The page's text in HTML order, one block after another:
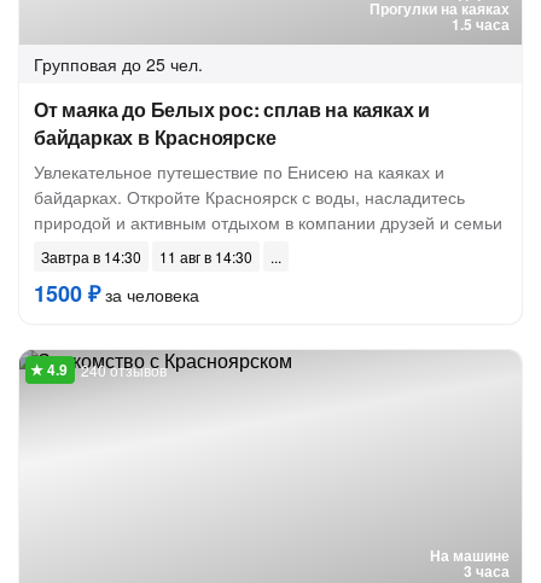
Прогулки на каяках
1.5 часа
Групповая до 25 чел.
От маяка до Белых рос: сплав на каяках и
байдарках в Красноярске
Увлекательное путешествие по Енисею на каяках и
байдарках. Откройте Красноярск с воды, насладитесь
природой и активным отдыхом в компании друзей и семьи
Завтра в 14:30 11 авг в 14:30
1500 ₽за человека
На машине
3 часа
240 отзывов